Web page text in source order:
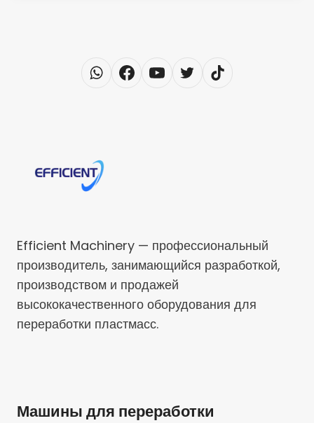
Efficient Machinery — профессиональный
производитель, занимающийся разработкой,
производством и продажей
высококачественного оборудования для
переработки пластмасс.
Машины для переработки